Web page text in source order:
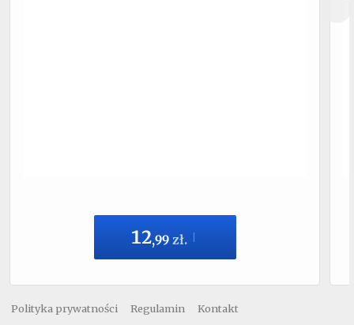
12,99 zł.
Polityka prywatności Regulamin Kontakt